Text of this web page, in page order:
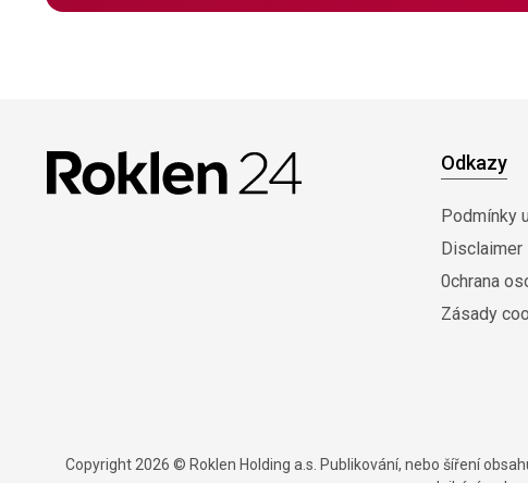
Odkazy
Podmínky
Disclaimer
0chrana
Zásady
Copyright 2026 © Roklen Holding a.s. Publikování, nebo šíření